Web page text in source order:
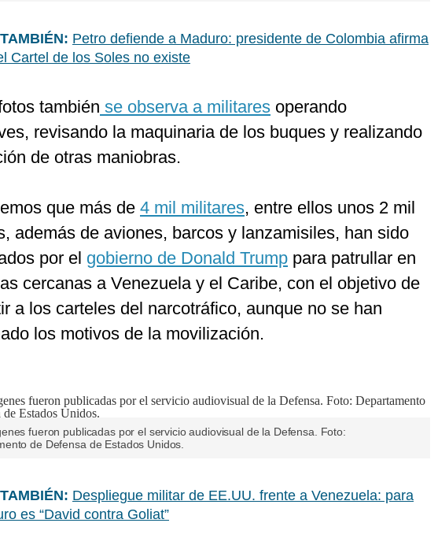
Petro defiende a Maduro: presidente de Colombia afirma
Cartel de los Soles no existe
también se observa a militares operando
revisando la maquinaria de los buques y realizando
de otras maniobras.
que más de 4 mil militares, entre ellos unos 2 mil
además de aviones, barcos y lanzamisiles, han sido
por el gobierno de Donald Trump para patrullar en
cercanas a Venezuela y el Caribe, con el objetivo de
a los carteles del narcotráfico, aunque no se han
los motivos de la movilización.
fueron publicadas por el servicio audiovisual de la Defensa. Foto:
de Defensa de Estados Unidos.
Despliegue militar de EE.UU. frente a Venezuela: para
es “David contra Goliat”